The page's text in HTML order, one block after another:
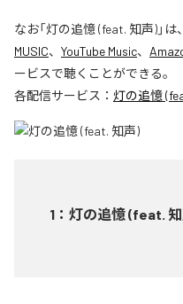
なお「灯の追憶 (feat. 知声)」は、
MUSIC、 YouTube Music、
ービスで聴くことができる。
各配信サービス： 灯の追憶
1 ： 灯の追憶 (feat.